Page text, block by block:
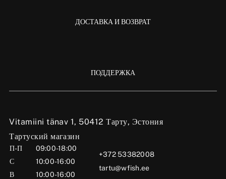
Vitamiini tänav 1, 50412 Тарту, Эстония
Тартуский магазин
П-П
09:00-18:00
С
10:00-16:00
В
10:00-16:00
+372 53382008
tartu@wfish.ee
ДОСТАВКА И ВОЗВРАТ
ПОДДЕРЖКА